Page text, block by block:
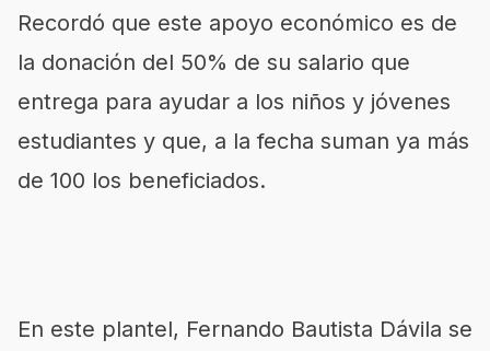
Recordó que este apoyo económico es de
la donación del 50% de su salario que
entrega para ayudar a los niños y jóvenes
estudiantes y que, a la fecha suman ya más
de 100 los beneficiados.
En este plantel, Fernando Bautista Dávila se